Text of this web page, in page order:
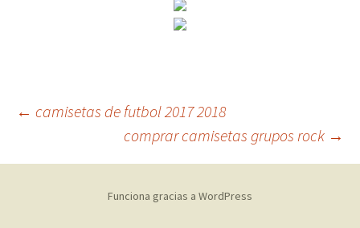
Navegación
de
← camisetas de futbol 2017 2018
comprar camisetas grupos rock →
Funciona gracias a WordPress